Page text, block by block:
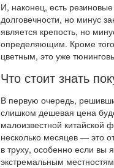
И, наконец, есть
долговечности, но минус
является крепость, но
определяющим. Кроме
цветным, это уже
Что стоит знать
В первую очередь,
слишком дешевая цена
малоизвестной китайской
несколько месяцев — это
в труху, особенно если вы
экстремальным